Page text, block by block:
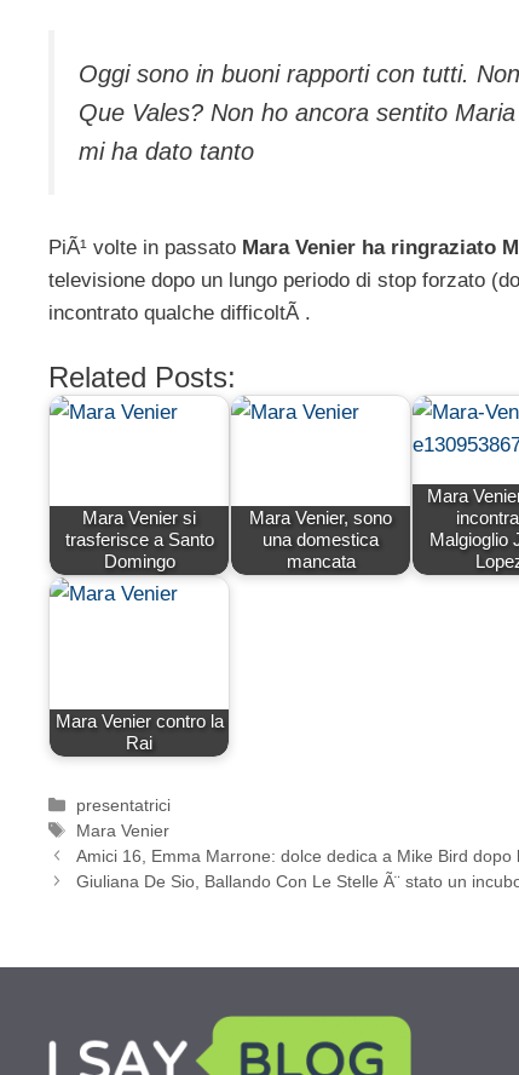
Oggi sono in buoni rapporti con tutti.
Que Vales? Non ho ancora sentito
mi ha dato tanto
PiÃ¹ volte in passato Mara Venier ha ringraziato
televisione dopo un lungo periodo di stop forzato
incontrato qualche difficoltÃ .
Related Posts:
Mara Venier si
trasferisce a Santo
Domingo
Mara Venier, sono
una domestica
mancata
Mara
Malgioglio
Mara Venier contro la
Rai
Categorie
presentatrici
Tag
Mara Venier
Amici 16, Emma Marrone: dolce dedica a Mike Bird dopo
Giuliana De Sio, Ballando Con Le Stelle Ã¨ stato un